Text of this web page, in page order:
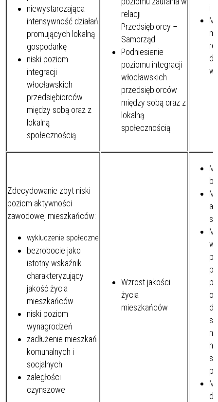
niewystarczająca
intensywność działań
promujących lokalną
gospodarkę
niski poziom
integracji
włocławskich
przedsiębiorców
między sobą oraz z
lokalną
społecznością
relacji
Przedsiębiorcy –
Samorząd
Podniesienie
poziomu integracji
włocławskich
przedsiębiorców
między sobą oraz z
lokalną
społecznością
i
Zdecydowanie zbyt niski
poziom aktywności
zawodowej mieszkańców:
wykluczenie społeczne
bezrobocie jako
istotny wskaźnik
charakteryzujący
jakość życia
mieszkańców
niski poziom
wynagrodzeń
zadłużenie mieszkań
komunalnych i
socjalnych
zaległości
czynszowe
Wzrost jakości
życia
mieszkańców